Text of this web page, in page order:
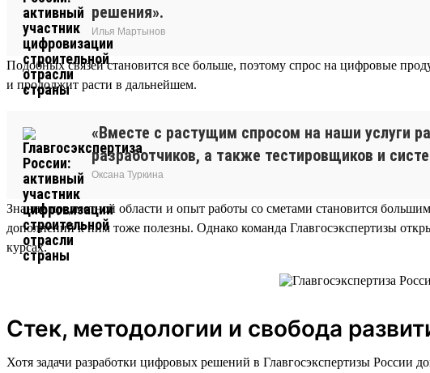
решения».
Илья Мартынов
Подобных связей становится все больше, поэтому спрос на цифровые
и продолжит расти в дальнейшем.
«Вместе с растущим спросом на наши услуги
разработчиков, а также тестировщиков и
Оксана Туркина
Знание предметной области и опыт работы со сметами становится
дополнений к ним тоже полезны. Однако команда Главгосэкспертизы
курсах.
Стек, методологии и свобода
Хотя задачи разработки цифровых решений в Главгосэкспертизы